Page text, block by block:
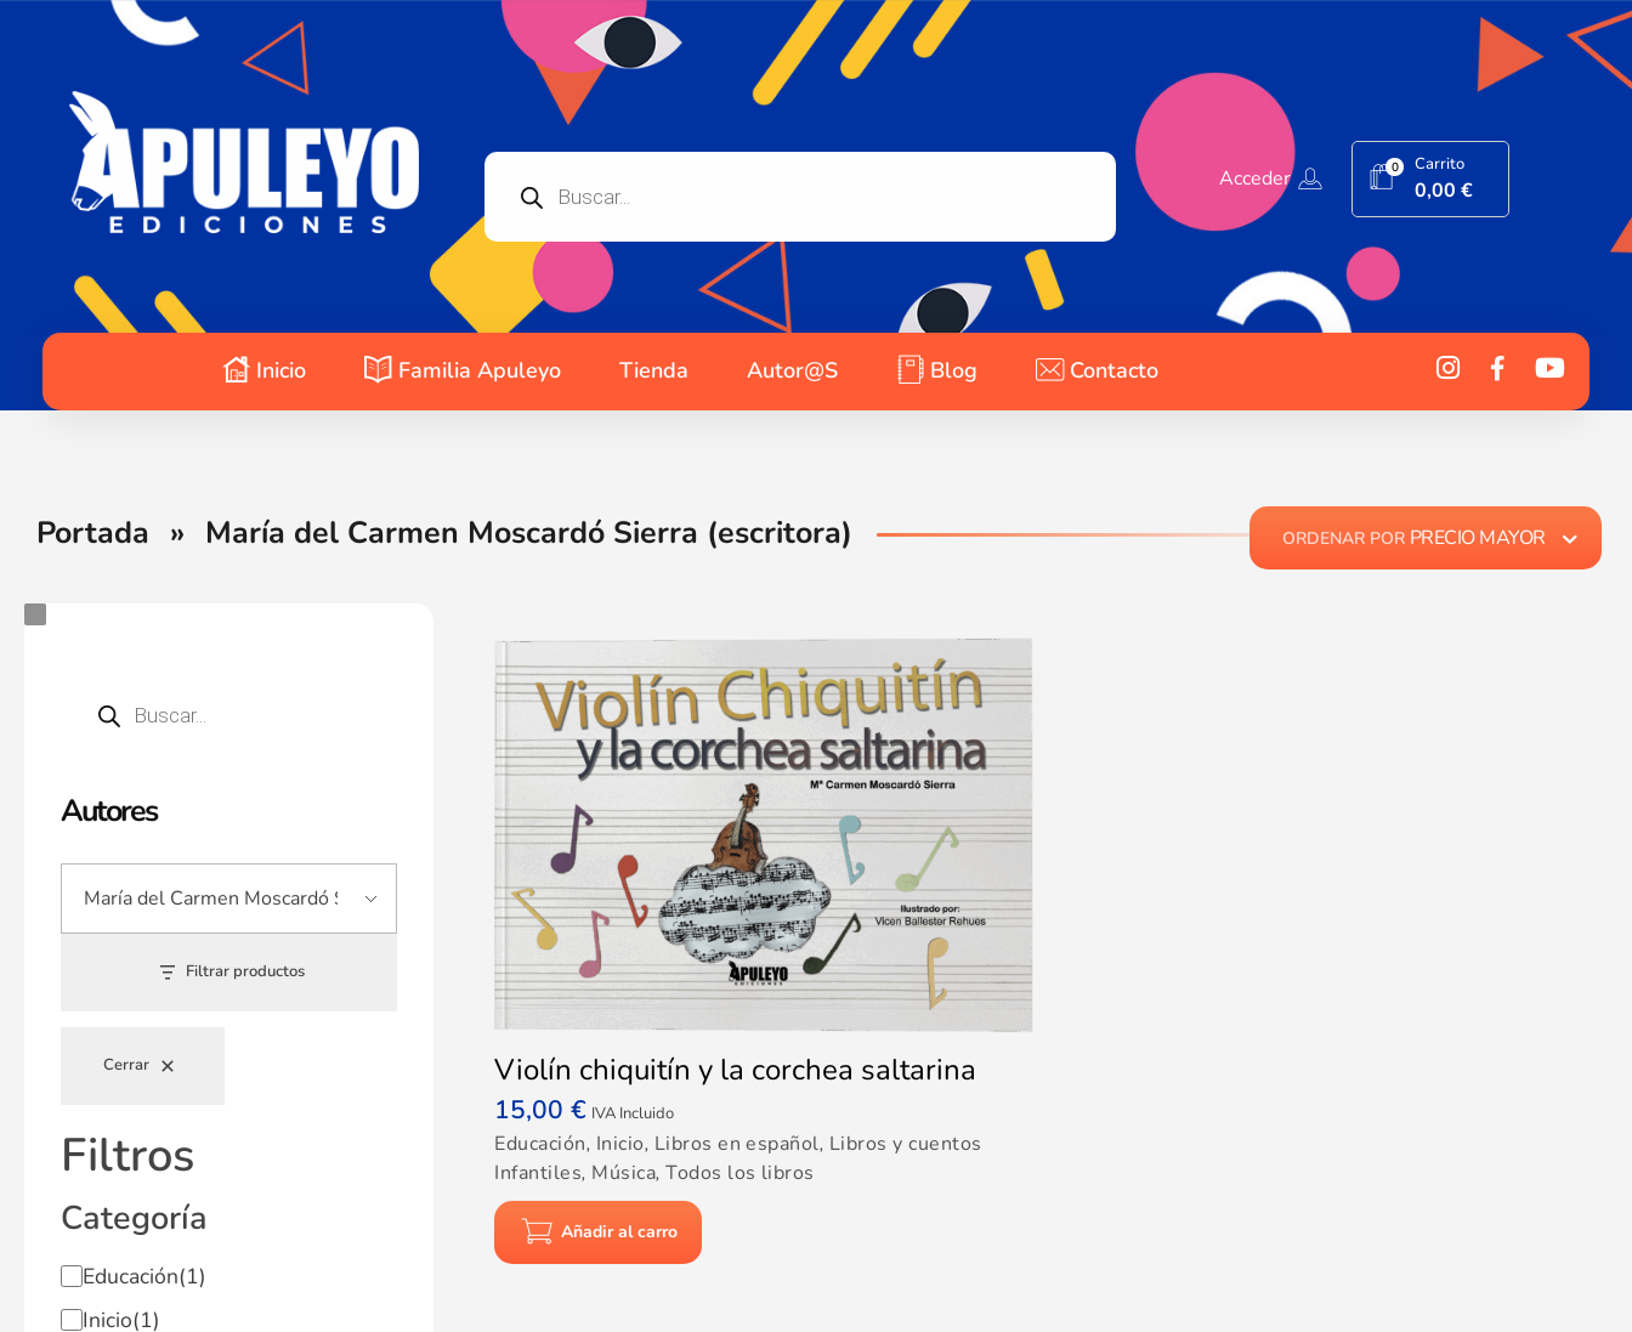
Acceder 0 Carrito
0,00€
Inicio Familia Apuleyo Tienda Autor@s Blog Contacto
Portada » María del Carmen Moscardó Sierra (escritora)
Autores
Filtrar productos
Cerrar
Filtros
Categoría
Educación(1)
Inicio(1)
ORDENAR POR PRECIO MAYOR
Violín chiquitín y la corchea saltarina
15,00€ IVA Incluido
Educación, Inicio, Libros en español, Libros y cuentos
Infantiles, Música,Todos los libros
Añadir al carro